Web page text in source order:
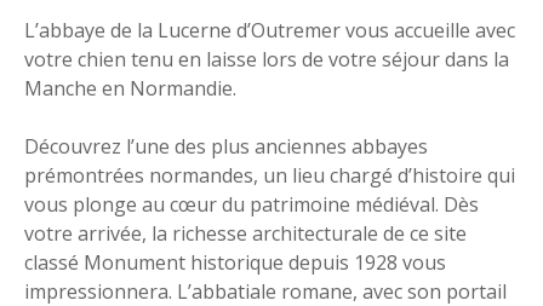
L’abbaye de la Lucerne d’Outremer vous accueille avec
votre chien tenu en laisse lors de votre séjour dans la
Manche en Normandie.
Découvrez l’une des plus anciennes abbayes
prémontrées normandes, un lieu chargé d’histoire qui
vous plonge au cœur du patrimoine médiéval. Dès
votre arrivée, la richesse architecturale de ce site
classé Monument historique depuis 1928 vous
impressionnera. L’abbatiale romane, avec son portail